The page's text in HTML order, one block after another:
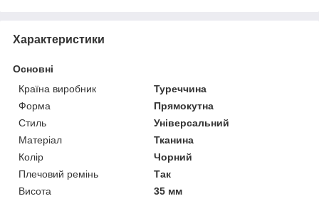
Характеристики
Основні
Країна виробник
Туреччина
Форма
Прямокутна
Стиль
Універсальний
Матеріал
Тканина
Колір
Чорний
Плечовий ремінь
Так
Висота
35 мм